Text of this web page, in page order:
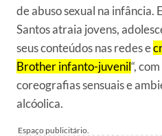
de abuso sexual na infância.
Santos atraia jovens,
seus conteúdos nas redes e
Brother infanto-juvenil“,
coreografias sensuais e
alcóolica.